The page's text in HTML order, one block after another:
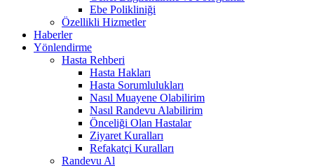
Ebe Polikliniği
Özellikli Hizmetler
Haberler
Yönlendirme
Hasta Rehberi
Hasta Hakları
Hasta Sorumlulukları
Nasıl Muayene Olabilirim
Nasıl Randevu Alabilirim
Önceliği Olan Hastalar
Ziyaret Kuralları
Refakatçi Kuralları
Randevu Al